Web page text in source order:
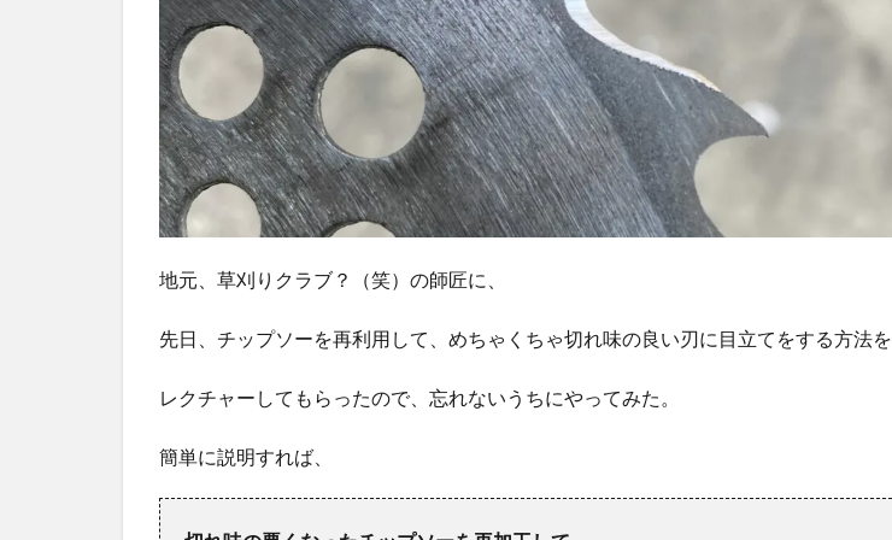
地元、草刈りクラブ？（笑）の師匠に、
先日、チップソーを再利用して、めちゃくちゃ切れ味の良い刃に目立てをする方法を
レクチャーしてもらったので、忘れないうちにやってみた。
簡単に説明すれば、